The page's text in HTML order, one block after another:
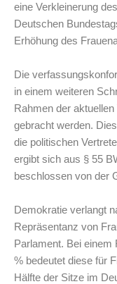
eine Verkleinerung des
Deutschen
Erhöhung des
Die
in einem weiteren
Rahmen der
gebracht werden.
die politischen
ergibt sich aus § 55
beschlossen von der
Demokratie verlangt
Repräsentanz von
Parlament. Bei einem
% bedeutet diese für
Hälfte der Sitze im